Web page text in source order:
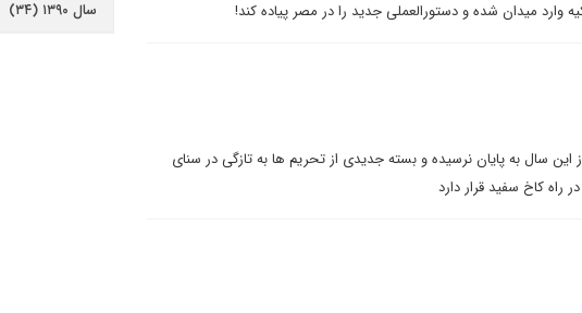
وارد میدان شده و دستورالعملی جدید را در مصر پیاده کند!
این سال به پایان نرسیده و بسته جدیدی از تحریم ها به تازگی در سنای
راه کاخ سفید قرار دارد
سال ۱۳۹۰ (۳۴)